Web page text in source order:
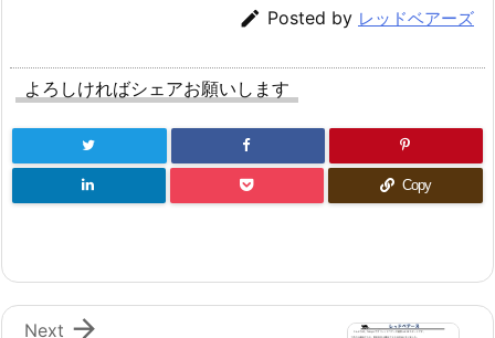
 Posted by レッドベアーズ
よろしければシェアお願いします
Copy

Next